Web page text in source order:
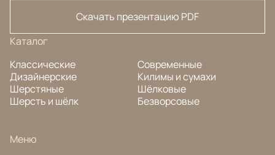
Скачать презентацию PDF
Каталог
Классические
Дизайнерские
Шерстяные
Шерсть и шёлк
Современные
Килимы и сумахи
Шёлковые
Безворсовые
Меню